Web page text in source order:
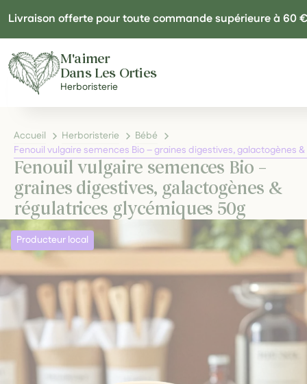
Livraison offerte pour toute commande supérieure à 60 €
M'aimer
Dans Les Orties
Herboristerie
Accueil Herboristerie
Bébé
Fenouil vulgaire semences Bio – graines digestives, galactogènes
Fenouil vulgaire semences Bio –
graines digestives, galactogènes &
régulatrices glycémiques 50g